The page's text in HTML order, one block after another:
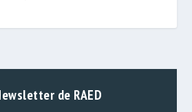
de RAED